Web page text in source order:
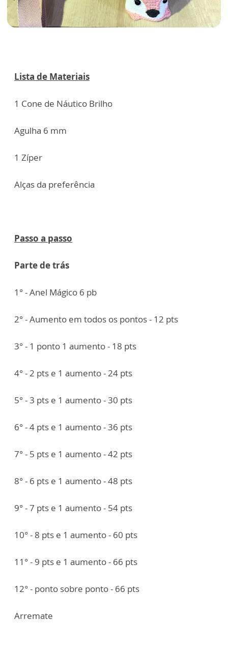
Lista de Materiais
1 Cone de Náutico Brilho
Agulha 6 mm
1 Zíper
Alças da preferência
Passo a passo
Parte de trás
1° - Anel Mágico 6 pb
2° - Aumento em todos os pontos - 12 pts
3° - 1 ponto 1 aumento - 18 pts
4° - 2 pts e 1 aumento - 24 pts
5° - 3 pts e 1 aumento - 30 pts
6° - 4 pts e 1 aumento - 36 pts
7° - 5 pts e 1 aumento - 42 pts
8° - 6 pts e 1 aumento - 48 pts
9° - 7 pts e 1 aumento - 54 pts
10° - 8 pts e 1 aumento - 60 pts
11° - 9 pts e 1 aumento - 66 pts
12° - ponto sobre ponto - 66 pts
Arremate